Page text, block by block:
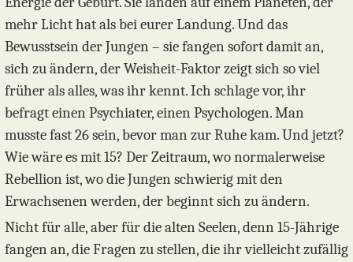
mehr Licht hat als bei eurer Landung. Und das
Bewusstsein der Jungen – sie fangen sofort damit an,
sich zu ändern, der Weisheit-Faktor zeigt sich so viel
früher als alles, was ihr kennt. Ich schlage vor, ihr
befragt einen Psychiater, einen Psychologen. Man
musste fast 26 sein, bevor man zur Ruhe kam. Und jetzt?
Wie wäre es mit 15? Der Zeitraum, wo normalerweise
Rebellion ist, wo die Jungen schwierig mit den
Erwachsenen werden, der beginnt sich zu ändern.
Nicht für alle, aber für die alten Seelen, denn 15-Jährige
fangen an, die Fragen zu stellen, die ihr vielleicht zufällig